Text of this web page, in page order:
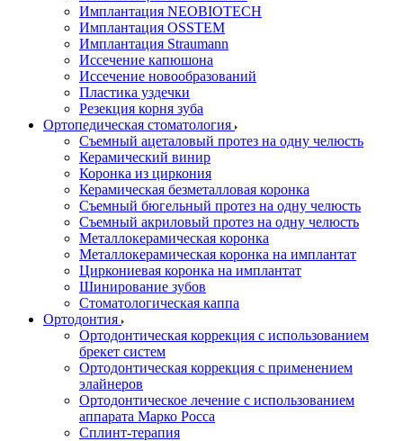
Имплантация NEOBIOTECH
Имплантация OSSTEM
Имплантация Straumann
Иссечение капюшона
Иссечение новообразований
Пластика уздечки
Резекция корня зуба
Ортопедическая стоматология
Съемный ацеталовый протез на одну челюсть
Керамический винир
Коронка из циркония
Керамическая безметалловая коронка
Съемный бюгельный протез на одну челюсть
Съемный акриловый протез на одну челюсть
Металлокерамическая коронка
Металлокерамическая коронка на имплантат
Циркониевая коронка на имплантат
Шинирование зубов
Стоматологическая каппа
Ортодонтия
Ортодонтическая коррекция с использованием
брекет систем
Ортодонтическая коррекция с применением
элайнеров
Ортодонтическое лечение с использованием
аппарата Марко Росса
Сплинт-терапия